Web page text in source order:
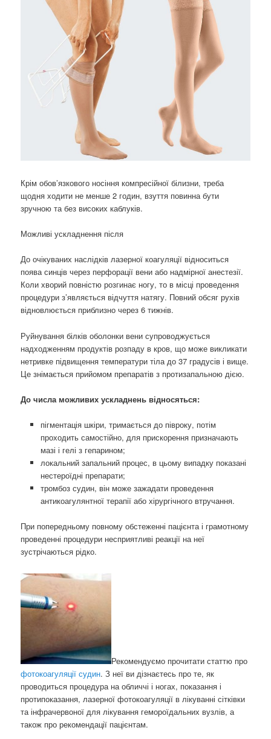
Крім обов’язкового носіння компресійної білизни, треба
щодня ходити не менше 2 годин, взуття повинна бути
зручною та без високих каблуків.
Можливі ускладнення після
До очікуваних наслідків лазерної коагуляції відноситься
поява синців через перфорації вени або надмірної анестезії.
Коли хворий повністю розгинає ногу, то в місці проведення
процедури з’являється відчуття натягу. Повний обсяг рухів
відновлюється приблизно через 6 тижнів.
Руйнування білків оболонки вени супроводжується
надходженням продуктів розпаду в кров, що може викликати
нетривке підвищення температури тіла до 37 градусів і вище.
Це знімається прийомом препаратів з протизапальною дією.
До числа можливих ускладнень відносяться:
пігментація шкіри, тримається до півроку, потім
проходить самостійно, для прискорення призначають
мазі і гелі з гепарином;
локальний запальний процес, в цьому випадку показані
нестероїдні препарати;
тромбоз судин, він може зажадати проведення
антикоагулянтної терапії або хірургічного втручання.
При попередньому повному обстеженні пацієнта і грамотному
проведенні процедури несприятливі реакції на неї
зустрічаються рідко.
Рекомендуємо прочитати статтю про
фотокоагуляції судин. З неї ви дізнаєтесь про те, як
проводиться процедура на обличчі і ногах, показання і
протипоказання, лазерної фотокоагуляції в лікуванні сітківки
та інфрачервоної для лікування гемороїдальних вузлів, а
також про рекомендації пацієнтам.